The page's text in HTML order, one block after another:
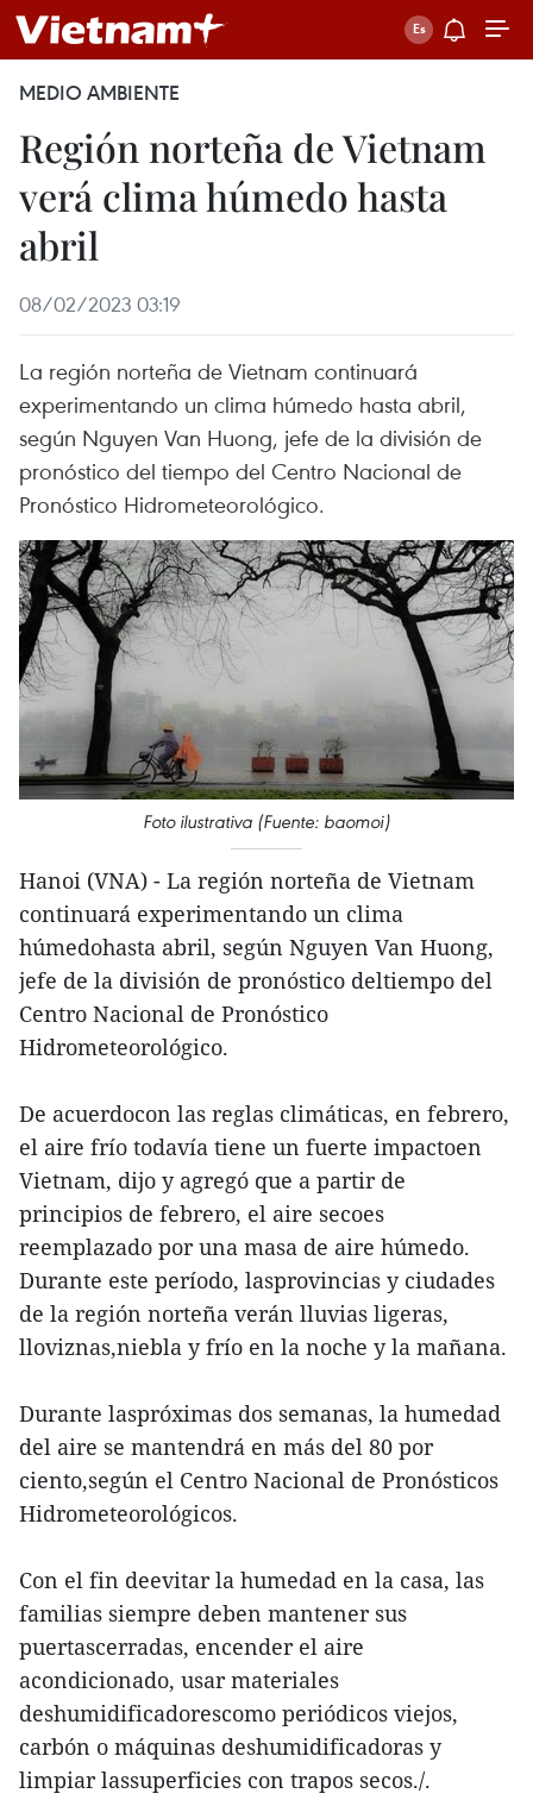
MEDIO AMBIENTE
Región norteña de Vietnam
verá clima húmedo hasta
abril
08/02/2023 03:19
La región norteña de Vietnam continuará
experimentando un clima húmedo hasta abril,
según Nguyen Van Huong, jefe de la división de
pronóstico del tiempo del Centro Nacional de
Pronóstico Hidrometeorológico.
Foto ilustrativa (Fuente: baomoi)
Hanoi (VNA) - La región norteña de Vietnam
continuará experimentando un clima
húmedohasta abril, según Nguyen Van Huong,
jefe de la división de pronóstico deltiempo del
Centro Nacional de Pronóstico
Hidrometeorológico.
De acuerdocon las reglas climáticas, en febrero,
el aire frío todavía tiene un fuerte impactoen
Vietnam, dijo y agregó que a partir de
principios de febrero, el aire secoes
reemplazado por una masa de aire húmedo.
Durante este período, lasprovincias y ciudades
de la región norteña verán lluvias ligeras,
lloviznas,niebla y frío en la noche y la mañana.
Durante laspróximas dos semanas, la humedad
del aire se mantendrá en más del 80 por
ciento,según el Centro Nacional de Pronósticos
Hidrometeorológicos.
Con el fin deevitar la humedad en la casa, las
familias siempre deben mantener sus
puertascerradas, encender el aire
acondicionado, usar materiales
deshumidificadorescomo periódicos viejos,
carbón o máquinas deshumidificadoras y
limpiar lassuperficies con trapos secos./.